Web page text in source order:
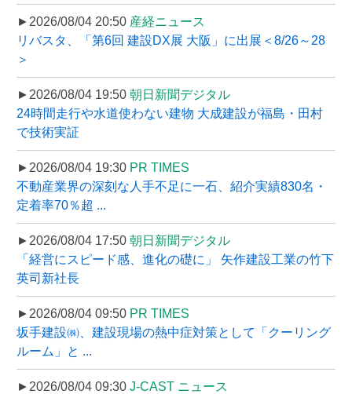
►2026/08/04 20:50 産経ニュース
リバスタ、「第6回 建設DX展 大阪」に出展＜8/26～28
＞
►2026/08/04 19:50 朝日新聞デジタル
24時間走行や水道使わない建物 大成建設が福島・田村
で技術実証
►2026/08/04 19:30 PR TIMES
不動産業界の深刻な人手不足に一石、紹介実績830名・
定着率70％超 ...
►2026/08/04 17:50 朝日新聞デジタル
「経営にスピード感、進化の礎に」 矢作建設工業の竹下
英司新社長
►2026/08/04 09:50 PR TIMES
坂手建設㈱、建設現場の熱中症対策として「クーリング
ルーム」と ...
►2026/08/04 09:30 J-CAST ニュース